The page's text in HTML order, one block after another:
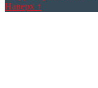
Наверх ↑